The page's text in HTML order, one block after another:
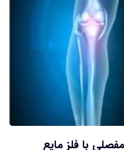
با فلز مایع